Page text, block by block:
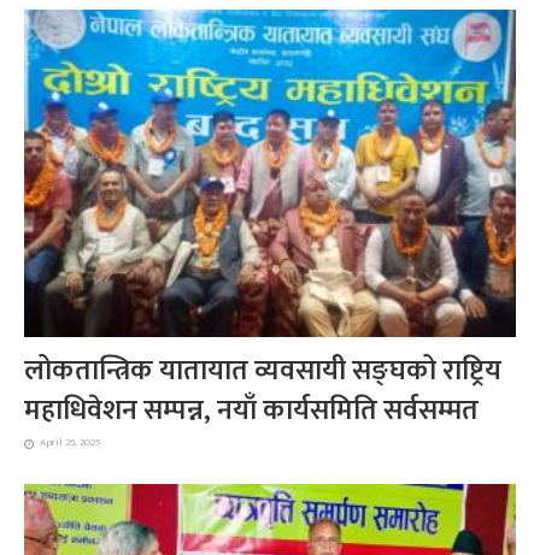
लोकतान्त्रिक यातायात व्यवसायी सङ्घको राष्ट्रिय
महाधिवेशन सम्पन्न, नयाँ कार्यसमिति सर्वसम्मत
April 25, 2025